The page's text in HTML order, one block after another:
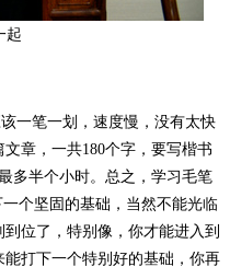
起
一笔一划，速度慢，没有太快
章，一共180个字，要写楷书
多半个小时。总之，学习毛笔
个坚固的基础，当然不能光临
位了，特别像，你才能进入到
打下一个特别好的基础，你再